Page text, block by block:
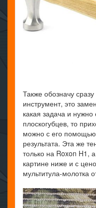
Также обозначу
инструмент, это
какая задача и
плоскогубцев, то
можно с его
результата. Эта же
только на Roxon H1,
картине ниже и с
мультитула-молотка